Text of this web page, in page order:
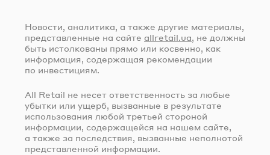
Новости, аналитика, а также другие материалы,
представленные на сайте allretail.ua, не должны
быть истолкованы прямо или косвенно, как
информация, содержащая рекомендации
по инвестициям.
All Retail не несет ответственность за любые
убытки или ущерб, вызванные в результате
использования любой третьей стороной
информации, содержащейся на нашем сайте,
а также за последствия, вызванные неполнотой
представленной информации.